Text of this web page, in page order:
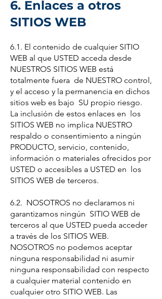
6. Enlaces a otros
SITIOS WEB
6.1. El contenido de cualquier SITIO
WEB al que USTED acceda desde
NUESTROS SITIOS WEB está
totalmente fuera de NUESTRO control,
y el acceso y la permanencia en dichos
sitios web es bajo SU propio riesgo.
La inclusión de estos enlaces en los
SITIOS WEB no implica NUESTRO
respaldo o consentimiento a ningún
PRODUCTO, servicio, contenido,
información o materiales ofrecidos por
USTED o accesibles a USTED en los
SITIOS WEB de terceros.
6.2. NOSOTROS no declaramos ni
garantizamos ningún SITIO WEB de
terceros al que USTED pueda acceder
a través de los SITIOS WEB.
NOSOTROS no podemos aceptar
ninguna responsabilidad ni asumir
ninguna responsabilidad con respecto
a cualquier material contenido en
cualquier otro SITIO WEB. Las